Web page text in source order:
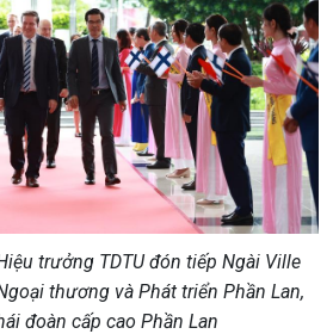
trưởng TDTU đón tiếp Ngài Ville
thương và Phát triển Phần Lan,
đoàn cấp cao Phần Lan